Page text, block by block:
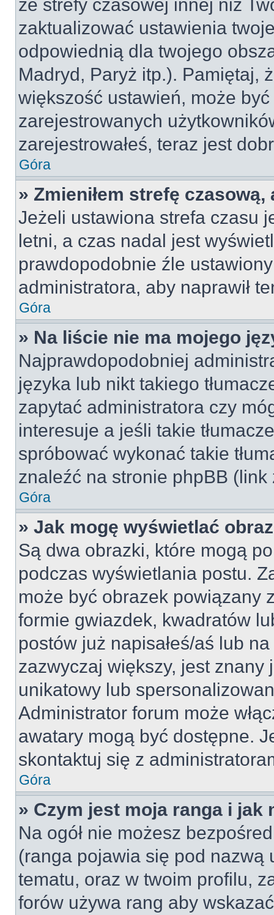
ze strefy czasowej innej niż
zaktualizować ustawienia
odpowiednią dla twojego
Madryd, Paryż itp.). Pamiętaj,
większość ustawień, może
zarejestrowanych
zarejestrowałeś, teraz jest
Góra
» Zmieniłem strefę
Jeżeli ustawiona strefa czasu
letni, a czas nadal jest
prawdopodobnie źle
administratora, aby naprawił
Góra
» Na liście nie ma mojego
Najprawdopodobniej
języka lub nikt takiego
zapytać administratora czy
interesuje a jeśli takie
spróbować wykonać takie
znaleźć na stronie phpBB
Góra
» Jak mogę wyświetlać
Są dwa obrazki, które mogą
podczas wyświetlania postu.
może być obrazek powiązany
formie gwiazdek, kwadratów
postów już napisałeś/aś lub
zazwyczaj większy, jest
unikatowy lub
Administrator forum może
awatary mogą być dostępne.
skontaktuj się z
Góra
» Czym jest moja ranga i jak
Na ogół nie możesz
(ranga pojawia się pod
tematu, oraz w twoim profilu,
forów używa rang aby